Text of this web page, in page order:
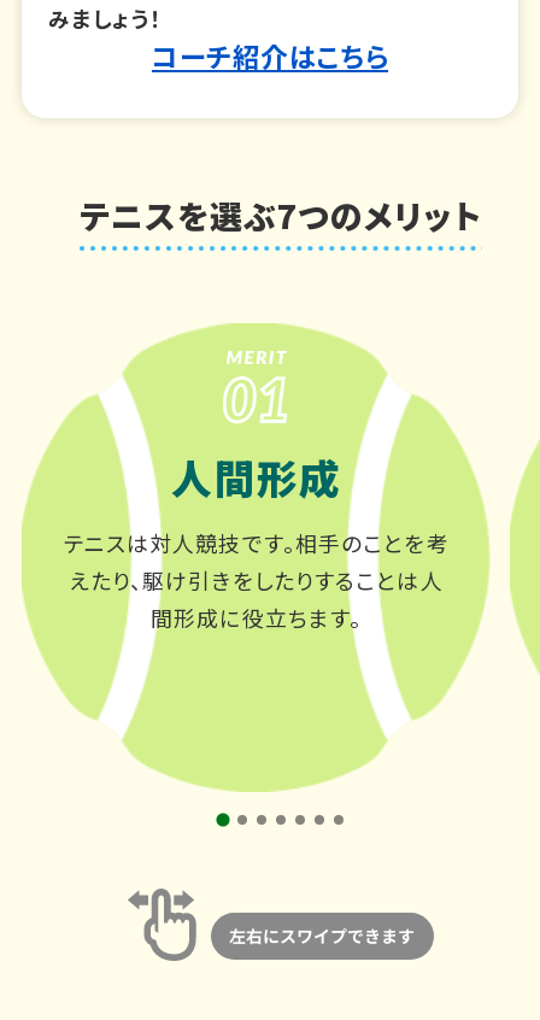
みましょう！
コーチ紹介はこちら
テニスを選ぶ7つのメリット
人間形成
テニスは対人競技です。相手のことを考
えたり、駆け引きをしたりすることは人
間形成に役立ちます。